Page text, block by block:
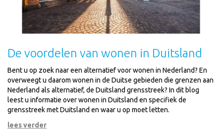
De voordelen van wonen in Duitsland
Bent u op zoek naar een alternatief voor wonen in Nederland? En
overweegt u daarom wonen in de Duitse gebieden die grenzen aan
Nederland als alternatief, de Duitsland grensstreek? In dit blog
leest u informatie over wonen in Duitsland en specifiek de
grensstreek met Duitsland en waar u op moet letten.
lees verder